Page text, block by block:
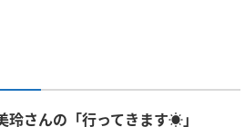
玲さんの「行ってきます☀️」